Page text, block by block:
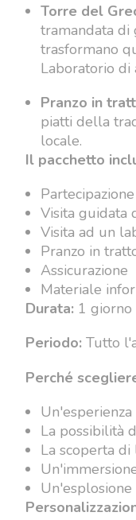
Torre del
tramandata di
trasformano
Laboratorio
Pranzo in
piatti della
locale.
Il pacchetto
Visita guidata
Visita ad un
Pranzo in
Assicurazione
Materiale
Durata: 1 giorno
Periodo: Tutto
Perché
La possibilità
La scoperta di
Un'esplosione